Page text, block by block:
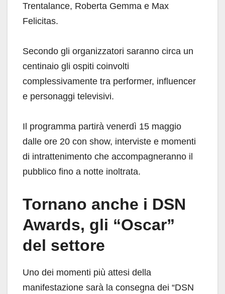
Trentalance, Roberta Gemma e Max
Felicitas.
Secondo gli organizzatori saranno circa un
centinaio gli ospiti coinvolti
complessivamente tra performer, influencer
e personaggi televisivi.
Il programma partirà venerdì 15 maggio
dalle ore 20 con show, interviste e momenti
di intrattenimento che accompagneranno il
pubblico fino a notte inoltrata.
Tornano anche i DSN
Awards, gli “Oscar”
del settore
Uno dei momenti più attesi della
manifestazione sarà la consegna dei “DSN